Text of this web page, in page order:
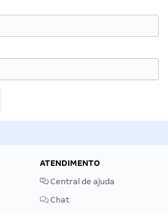
ATENDIMENTO
Central de ajuda
Chat